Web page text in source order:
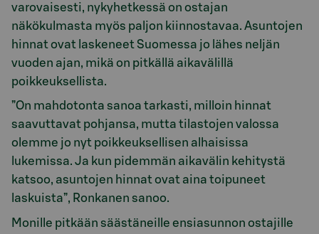
varovaisesti, nykyhetkessä on ostajan
näkökulmasta myös paljon kiinnostavaa. Asuntojen
hinnat ovat laskeneet Suomessa jo lähes neljän
vuoden ajan, mikä on pitkällä aikavälillä
poikkeuksellista.
”On mahdotonta sanoa tarkasti, milloin hinnat
saavuttavat pohjansa, mutta tilastojen valossa
olemme jo nyt poikkeuksellisen alhaisissa
lukemissa. Ja kun pidemmän aikavälin kehitystä
katsoo, asuntojen hinnat ovat aina toipuneet
laskuista”, Ronkanen sanoo.
Monille pitkään säästäneille ensiasunnon ostajille